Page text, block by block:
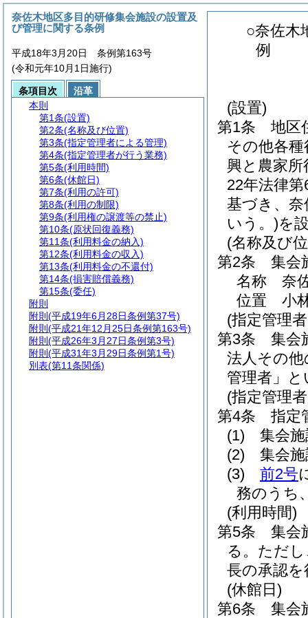
○奈佐木
例
(設置)
第1条
地区
その他各
興と農家所
22年法律
基づき、
いう。)を
(名称及び
第2条
集会
名称 奈
位置 小
(指定管理
第3条
集会
法人その
管理者」と
(指定管理
第4条
指定
(1)
集会
(2)
集会
(3)
前2号
務のうち
(利用時間)
第5条
集会
る。 ただ
長の承認
(休館日)
第6条
集会
奈佐木地区多目的研修集会施設の設置及
び管理に関する条例
平成18年3月20日 条例第163号
(令和元年10月1日施行)
条項目次
沿革
本則
第1条(設置)
第2条(名称及び位置)
第3条(指定管理者による管理)
第4条(指定管理者が行う業務)
第5条(利用時間)
第6条(休館日)
第7条(利用の許可)
第8条(利用の制限)
第9条(利用権の譲渡等の禁止)
第10条(原状回復義務)
第11条(利用料金の納入)
第12条(利用料金の収入)
第13条(利用料金の不還付)
第14条(損害賠償義務)
第15条(委任)
附則
附則 (平成19年6月28日条例第37号)
附則 (平成21年12月25日条例第163号)
附則 (平成26年3月27日条例第3号)
附則 (平成31年3月29日条例第1号)
別表(第11条関係)